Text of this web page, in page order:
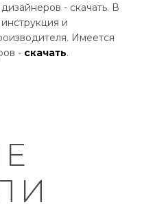
- скачать. В
и
Имеется
- скачать.